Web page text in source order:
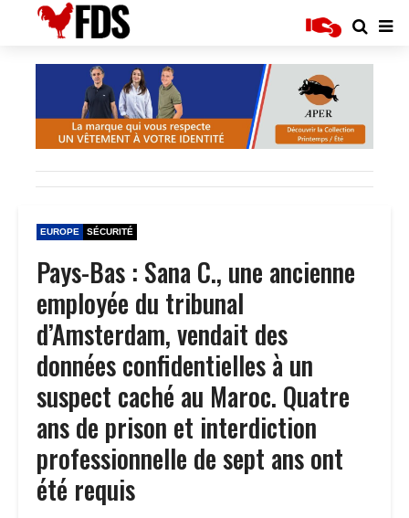
EUROPE SÉCURITÉ
Pays-Bas : Sana C., une ancienne
employée du tribunal
d’Amsterdam, vendait des
données confidentielles à un
suspect caché au Maroc. Quatre
ans de prison et interdiction
professionnelle de sept ans ont
été requis